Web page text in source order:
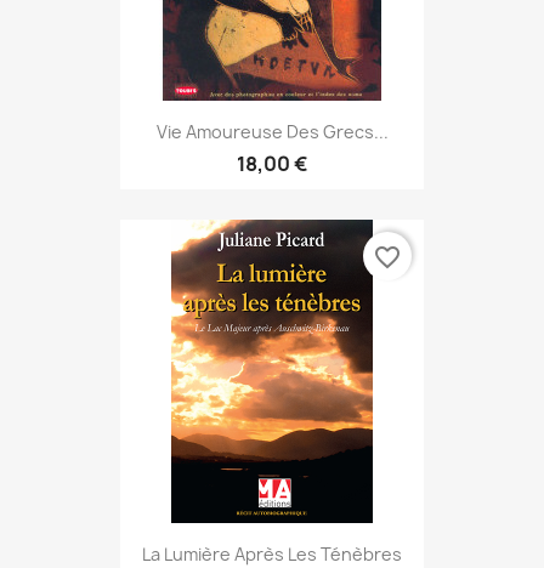
Vie Amoureuse Des Grecs...
18,00 €
La Lumière Après Les Ténèbres
favorite_border